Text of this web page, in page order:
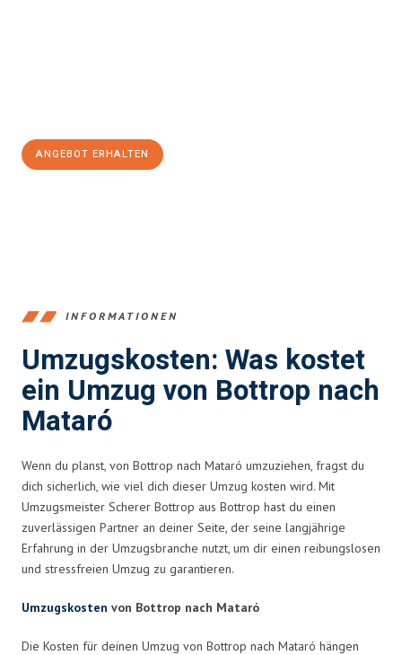
ANGEBOT ERHALTEN
INFORMATIONEN
Umzugskosten: Was kostet
ein Umzug von Bottrop nach
Mataró
Wenn du planst, von Bottrop nach Mataró umzuziehen, fragst du
dich sicherlich, wie viel dich dieser Umzug kosten wird. Mit
Umzugsmeister Scherer Bottrop aus Bottrop hast du einen
zuverlässigen Partner an deiner Seite, der seine langjährige
Erfahrung in der Umzugsbranche nutzt, um dir einen reibungslosen
und stressfreien Umzug zu garantieren.
Umzugskosten von Bottrop nach Mataró
Die Kosten für deinen Umzug von Bottrop nach Mataró hängen